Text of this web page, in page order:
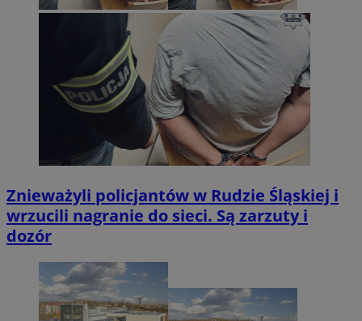
Znieważyli policjantów w Rudzie Śląskiej i
wrzucili nagranie do sieci. Są zarzuty i
dozór